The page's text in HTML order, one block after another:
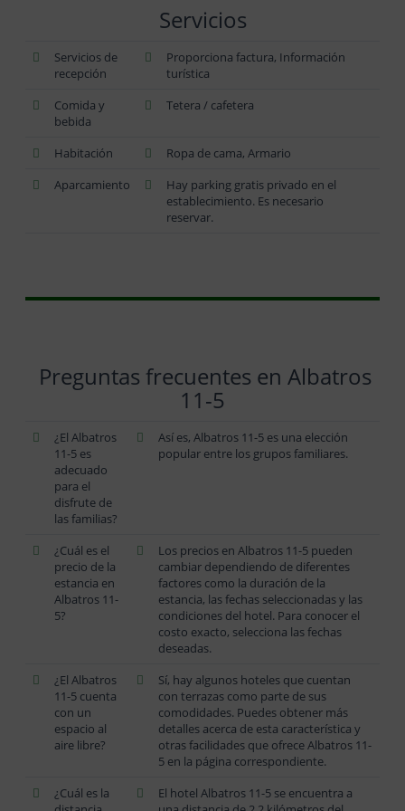
Servicios
Servicios de
recepción
Proporciona factura, Información
turística
Comida y
bebida
Tetera / cafetera
Habitación
Ropa de cama, Armario
Aparcamiento
Hay parking gratis privado en el
establecimiento. Es necesario
reservar.
Preguntas frecuentes en Albatros
11-5
¿El Albatros
11-5 es
adecuado
para el
disfrute de
las familias?
Así es, Albatros 11-5 es una elección
popular entre los grupos familiares.
¿Cuál es el
precio de la
estancia en
Albatros 11-
5?
Los precios en Albatros 11-5 pueden
cambiar dependiendo de diferentes
factores como la duración de la
estancia, las fechas seleccionadas y las
condiciones del hotel. Para conocer el
costo exacto, selecciona las fechas
deseadas.
¿El Albatros
11-5 cuenta
con un
espacio al
aire libre?
Sí, hay algunos hoteles que cuentan
con terrazas como parte de sus
comodidades. Puedes obtener más
detalles acerca de esta característica y
otras facilidades que ofrece Albatros 11-
5 en la página correspondiente.
¿Cuál es la
El hotel Albatros 11-5 se encuentra a